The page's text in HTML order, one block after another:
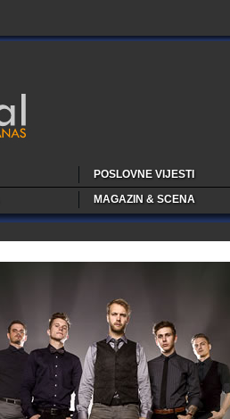
POSLOVNE VIJESTI
MAGAZIN & SCENA